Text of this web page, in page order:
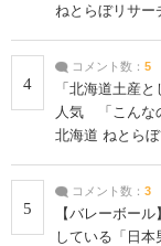
ねとらぼリサー
4
コメント数： 5
「北海道土産
人気 「こんな
北海道 ねとら
5
コメント数： 3
【バレーボー
している「日